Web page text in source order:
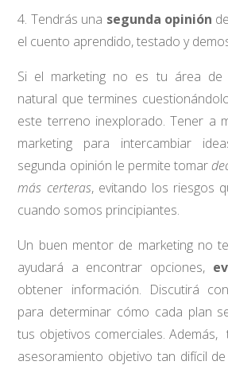
4. Tendrás una segunda opinión
el cuento aprendido, testado y
Si el marketing no es tu área de
natural que termines
este terreno inexplorado. Tener a
marketing para intercambiar
segunda opinión le permite tomar
más certeras, evitando los riesgos
cuando somos principiantes.
Un buen mentor de marketing no
ayudará a encontrar opciones,
obtener información. Discutirá
para determinar cómo cada plan
tus objetivos comerciales.
asesoramiento objetivo tan difícil